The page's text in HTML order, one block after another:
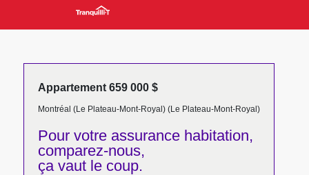
Appartement 659 000 $
Montréal (Le Plateau-Mont-Royal) (Le Plateau-Mont-Royal)
Pour votreassurance habitation,
comparez-nous,
ça vaut le coup.